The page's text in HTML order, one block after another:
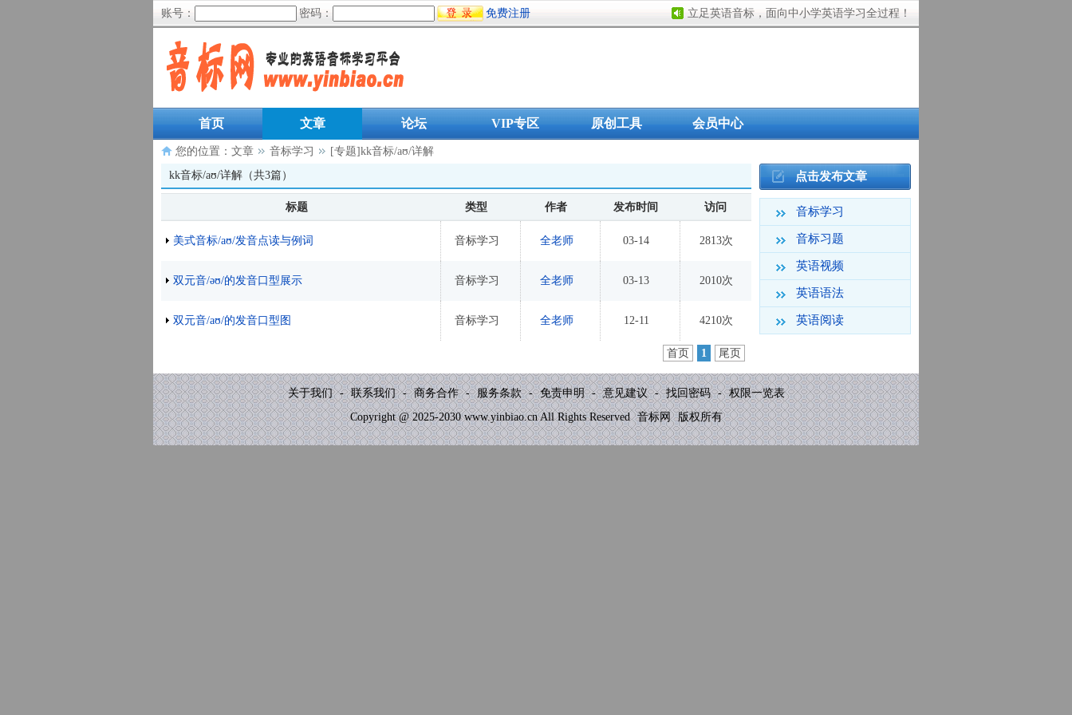
账号： 密码： 免费注册 立足英语音标，面向中小学英语学习全过程！
首页 文章 论坛 VIP专区 原创工具 会员中心
您的位置： 文章 音标学习
[专题]kk音标/aʊ/详解
kk音标/aʊ/详解（共3篇）
标题 类型 作者 发布时间 访问
美式音标/aʊ/发音点读与例词 音标学习 全老师 03-14 2813次
双元音/əʊ/的发音口型展示 音标学习 全老师 03-13 2010次
双元音/aʊ/的发音口型图 音标学习 全老师 12-11 4210次
首页 1 尾页
点击发布文章
音标学习
音标习题
英语视频
英语语法
英语阅读
关于我们 - 联系我们 - 商务合作 - 服务条款 - 免责申明 - 意见建议 - 找回密码 - 权限一览表
Copyright @ 2025-2030 www.yinbiao.cn All Rights Reserved 音标网 版权所有